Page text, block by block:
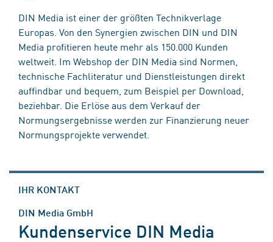
DIN Media ist einer der größten Technikverlage
Europas. Von den Synergien zwischen DIN und DIN
Media profitieren heute mehr als 150.000 Kunden
weltweit. Im Webshop der DIN Media sind Normen,
technische Fachliteratur und Dienstleistungen direkt
auffindbar und bequem, zum Beispiel per Download,
beziehbar. Die Erlöse aus dem Verkauf der
Normungsergebnisse werden zur Finanzierung neuer
Normungsprojekte verwendet.
IHR KONTAKT
DIN Media GmbH
Kundenservice DIN Media